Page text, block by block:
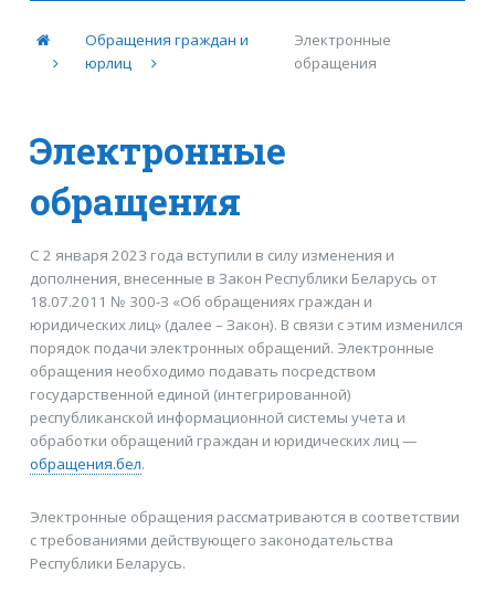
Обращения граждан и
юрлиц
Электронные
обращения
Электронные
обращения
С 2 января 2023 года вступили в силу изменения и
дополнения, внесенные в Закон Республики Беларусь от
18.07.2011 № 300-З «Об обращениях граждан и
юридических лиц» (далее – Закон). В связи с этим изменился
порядок подачи электронных обращений. Электронные
обращения необходимо подавать посредством
государственной единой (интегрированной)
республиканской информационной системы учета и
обработки обращений граждан и юридических лиц —
обращения.бел.
Электронные обращения рассматриваются в соответствии
с требованиями действующего законодательства
Республики Беларусь.